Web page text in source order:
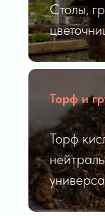
Столы,
Торф и
Торф